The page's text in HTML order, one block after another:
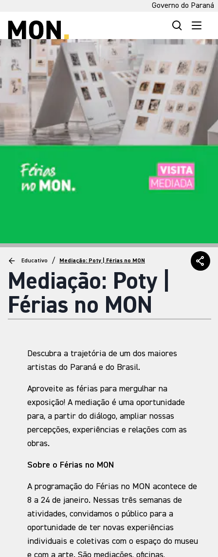
Governo do Paraná
Educativo / Mediação: Poty | Férias no MON
Mediação: Poty |
Férias no MON
Descubra a trajetória de um dos maiores
artistas do Paraná e do Brasil.
Aproveite as férias para mergulhar na
exposição! A mediação é uma oportunidade
para, a partir do diálogo, ampliar nossas
percepções, experiências e relações com as
obras.
Sobre o Férias no MON
A programação do Férias no MON acontece de
8 a 24 de janeiro. Nessas três semanas de
atividades, convidamos o público para a
oportunidade de ter novas experiências
individuais e coletivas com o espaço do museu
e com a arte. São mediações, oficinas,